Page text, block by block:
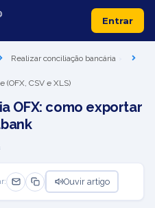
Entrar
Realizar conciliação bancária
(OFX, CSV e XLS)
OFX: como exportar
Ouvir artigo